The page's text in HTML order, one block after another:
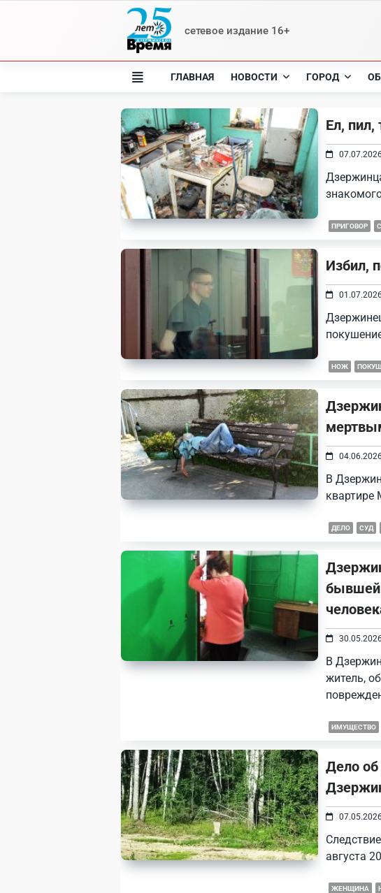
сетевое издание 16+
ГЛАВНАЯ НОВОСТИ ГОРОД
Ел, пил,
ПРИГОВОР
Избил,
НОЖ
В
ДЕЛО СУД
бывшей
В
житель,
ИМУЩЕСТВО
Дело об
августа
ЖЕНЩИНА